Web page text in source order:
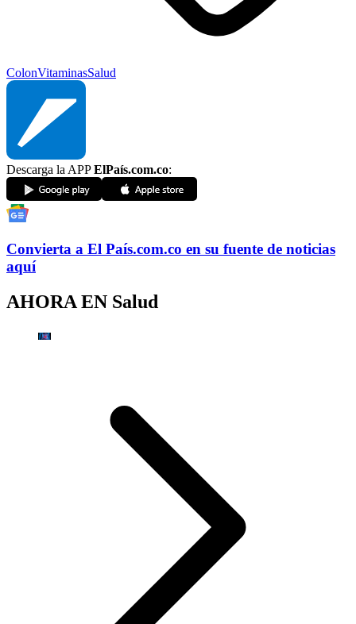
ColonVitaminasSalud
Descarga la APPElPaís.com.co:
Convierta a El País.com.co en su fuente de noticias
aquí
AHORA EN Salud